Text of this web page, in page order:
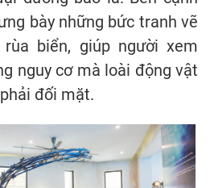
bày những bức tranh vẽ
biển, giúp người xem
nguy cơ mà loài động vật
đối mặt.